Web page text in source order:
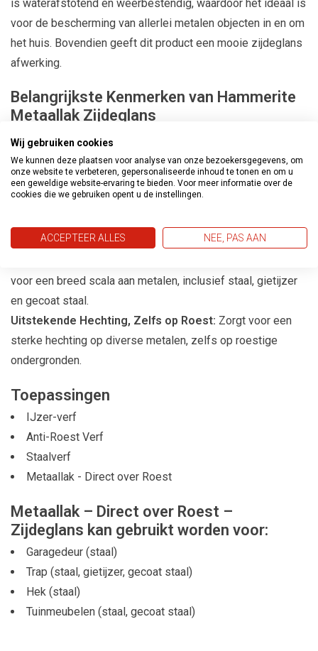
is waterafstotend en weerbestendig, waardoor het ideaal is
voor de bescherming van allerlei metalen objecten in en om
het huis. Bovendien geeft dit product een mooie zijdeglans
afwerking.
Belangrijkste Kenmerken van Hammerite
Metaallak Zijdeglans
Direct over Roest zonder Primer en Grondverf:
Vereenvoudigt het schilderproces door direct aan te
brengen op roestige oppervlakken.
Stopt het Roestproces en Biedt Duurzame
langdurige bescherming tot wel 8 jaar.
voor een breed scala aan metalen, inclusief staal, gietijzer
en gecoat staal.
Uitstekende Hechting, Zelfs op Roest: Zorgt voor een
sterke hechting op diverse metalen, zelfs op roestige
ondergronden.
Toepassingen
IJzer-verf
Anti-Roest Verf
Staalverf
Metaallak - Direct over Roest
Metaallak – Direct over Roest –
Zijdeglans kan gebruikt worden voor:
Garagedeur (staal)
Trap (staal, gietijzer, gecoat staal)
Hek (staal)
Tuinmeubelen (staal, gecoat staal)
Wij gebruiken cookies
We kunnen deze plaatsen voor analyse van onze bezoekersgegevens, om
onze website te verbeteren, gepersonaliseerde inhoud te tonen en om u
een geweldige website-ervaring te bieden. Voor meer informatie over de
cookies die we gebruiken opent u de instellingen.
ACCEPTEER ALLES NEE, PAS AAN